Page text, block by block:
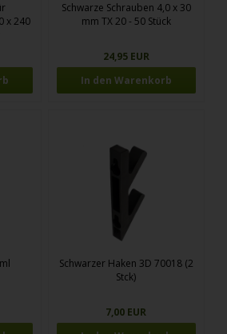
x 240
Schwarze Schrauben 4,0 x 30
mm TX 20 - 50 Stück
24,95 EUR
Schwarzer Haken 3D 70018 (2
Stck)
7,00 EUR